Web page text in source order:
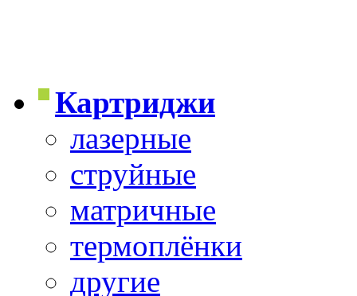
Картриджи
лазерные
струйные
матричные
термоплёнки
другие